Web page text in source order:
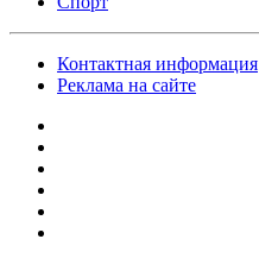
Контактная информация
Реклама на сайте